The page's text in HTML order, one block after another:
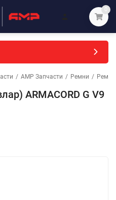
0
/ АМР Запчасти / Ремни / Ремни
ARMACORD G V9